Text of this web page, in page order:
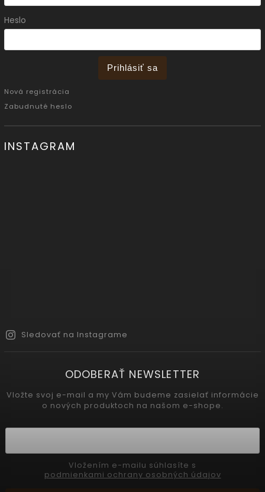
Heslo
Prihlásiť sa
Nová registrácia
Zabudnuté heslo
INSTAGRAM
Sledovať na Instagrame
ODOBERAŤ NEWSLETTER
Vložte svoj e-mail a my Vám budeme zasielať informácie
o nových produktoch na našom e-shope.
podmienkami ochrany osobných údajov